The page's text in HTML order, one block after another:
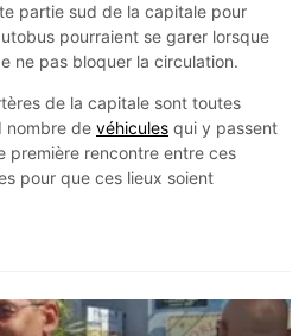
partie sud de la capitale pour
pourraient se garer lorsque
ne pas bloquer la circulation.
de la capitale sont toutes
nombre de véhicules qui y passent
première rencontre entre ces
pour que ces lieux soient